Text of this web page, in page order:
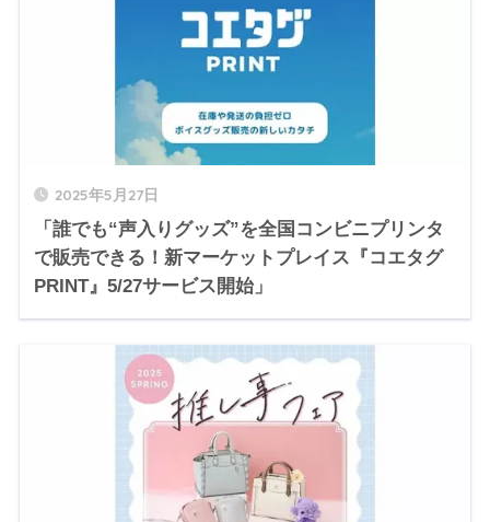
2025年5月27日
「誰でも“声入りグッズ”を全国コンビニプリンタ
で販売できる！新マーケットプレイス『コエタグ
PRINT』5/27サービス開始」